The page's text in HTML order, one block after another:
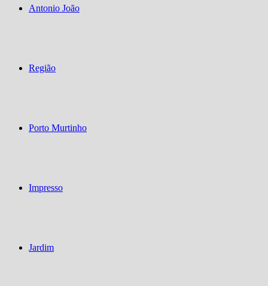
Antonio João
Região
Porto Murtinho
Impresso
Jardim